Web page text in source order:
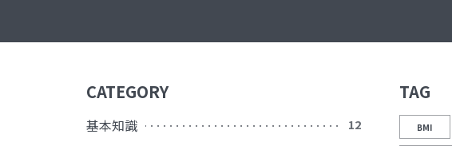
CATEGORY
基本知識 12
TAG
BMI